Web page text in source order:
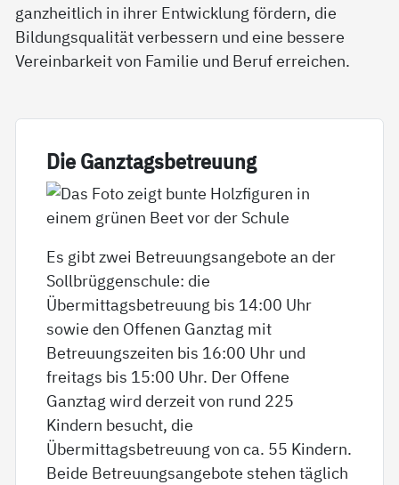
ganzheitlich in ihrer Entwicklung fördern, die
Bildungsqualität verbessern und eine bessere
Vereinbarkeit von Familie und Beruf erreichen.
Die Ganz­tags­be­t­reu­ung
Es gibt zwei Betreuungsangebote an der
Sollbrüggenschule: die
Übermittagsbetreuung bis 14:00 Uhr
sowie den Offenen Ganztag mit
Betreuungszeiten bis 16:00 Uhr und
freitags bis 15:00 Uhr. Der Offene
Ganztag wird derzeit von rund 225
Kindern besucht, die
Übermittagsbetreuung von ca. 55 Kindern.
Beide Betreuungsangebote stehen täglich